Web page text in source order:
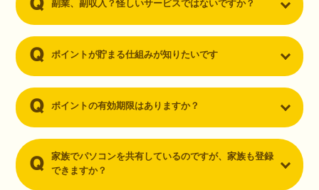
副業、副収入？怪しいサービスではないですか？
ポイントが貯まる仕組みが知りたいです
ポイントの有効期限はありますか？
家族でパソコンを共有しているのですが、家族も登録
できますか？